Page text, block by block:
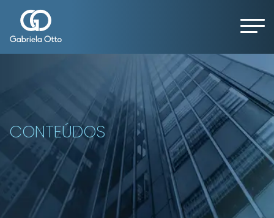
CONTEÚDOS